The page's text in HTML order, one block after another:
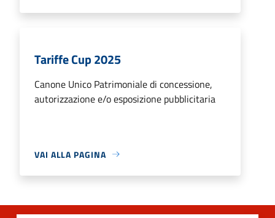
Tariffe Cup 2025
Canone Unico Patrimoniale di concessione,
autorizzazione e/o esposizione pubblicitaria
VAI ALLA PAGINA